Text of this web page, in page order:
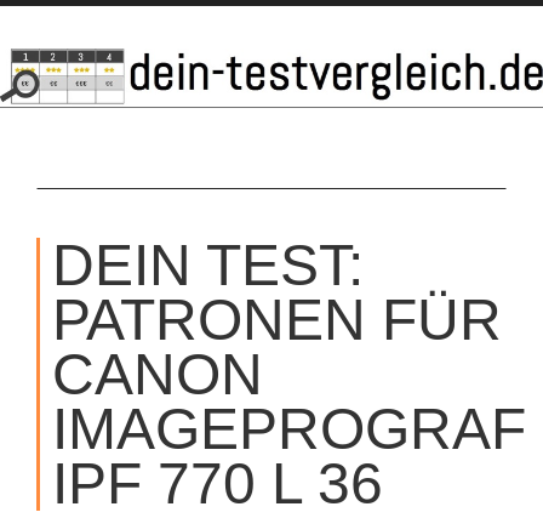
SKIP
CONTENT
DEIN TEST:
PATRONEN FÜR
CANON
IMAGEPROGRAF
IPF 770 L 36